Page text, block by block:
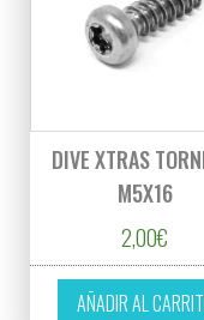
DIVE XTRAS
M5X16
2,00€
AÑADIR AL